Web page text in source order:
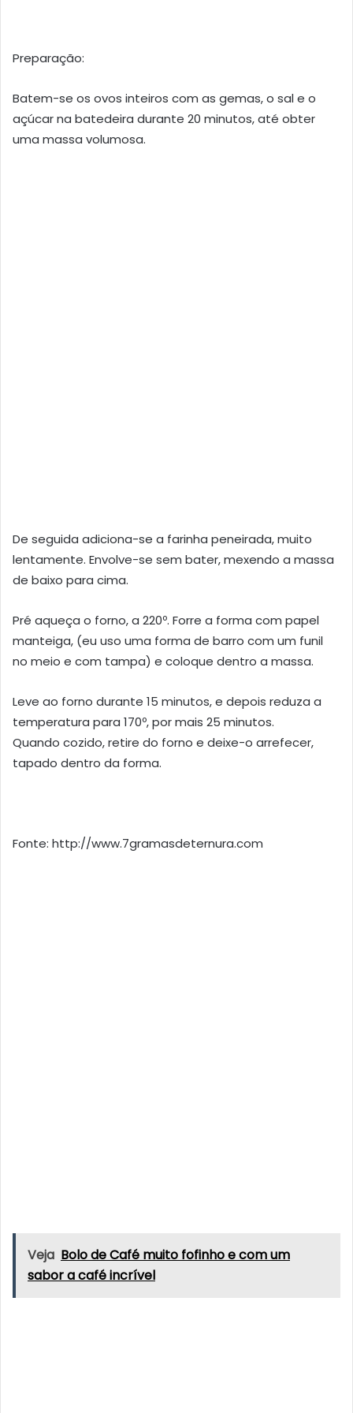
Preparação:
Batem-se os ovos inteiros com as gemas, o sal e o
açúcar na batedeira durante 20 minutos, até obter
uma massa volumosa.
De seguida adiciona-se a farinha peneirada, muito
lentamente. Envolve-se sem bater, mexendo a massa
de baixo para cima.
Pré aqueça o forno, a 220º. Forre a forma com papel
manteiga, (eu uso uma forma de barro com um funil
no meio e com tampa) e coloque dentro a massa.
Leve ao forno durante 15 minutos, e depois reduza a
temperatura para 170º, por mais 25 minutos.
Quando cozido, retire do forno e deixe-o arrefecer,
tapado dentro da forma.
Fonte: http://www.7gramasdeternura.com
Veja Bolo de Café muito fofinho e com um
sabor a café incrível